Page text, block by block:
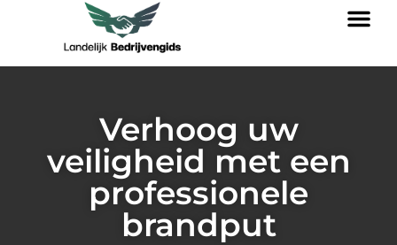
Verhoog uw
veiligheid met een
professionele
brandput